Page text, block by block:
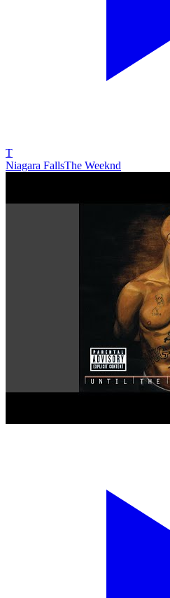
T
Niagara FallsThe Weeknd